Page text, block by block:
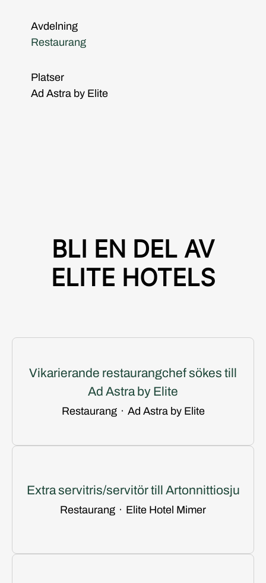
Avdelning
Restaurang
Platser
Ad Astra by Elite
BLI EN DEL AV
ELITE HOTELS
Vikarierande restaurangchef sökes till
Ad Astra by Elite
Restaurang · Ad Astra by Elite
Extra servitris/servitör till Artonnittiosju
Restaurang · Elite Hotel Mimer